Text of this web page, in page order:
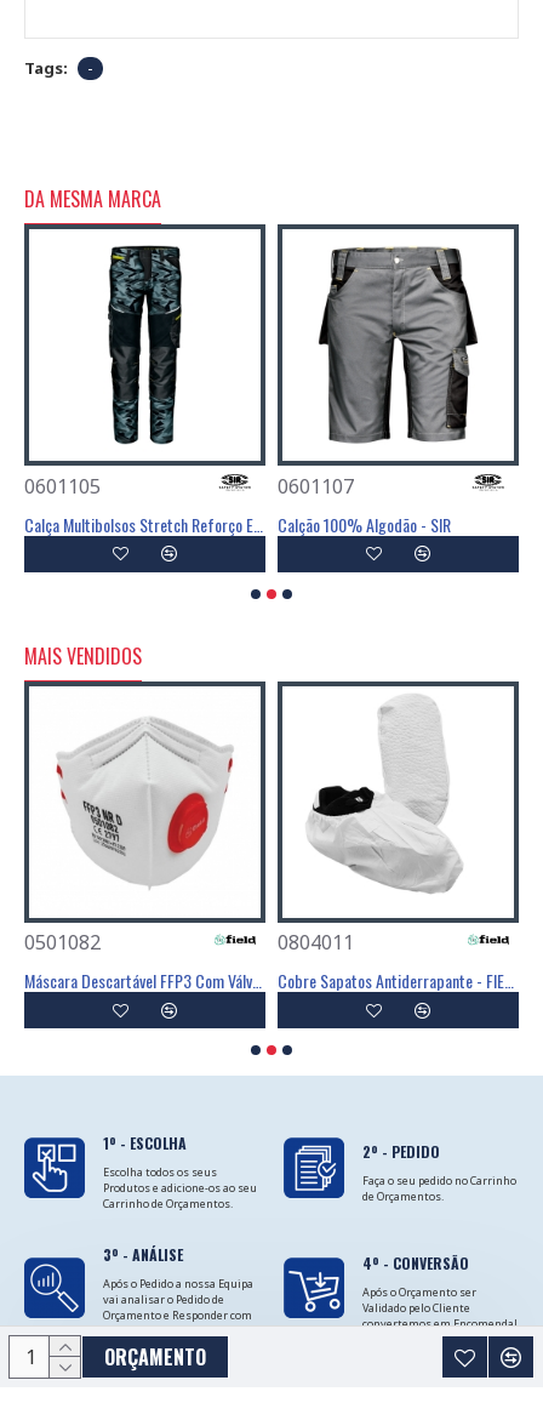
ORÇAMENTO
Tags: -
DA MESMA MARCA
0601105 0601107
Calção 100% Algodão - SIR
MAIS VENDIDOS
0501082 0804011
1º - ESCOLHA
Escolha todos os seus
Produtos e adicione-os ao seu
Carrinho de Orçamentos.
2º - PEDIDO
Faça o seu pedido no Carrinho
de Orçamentos.
3º - ANÁLISE
Após o Pedido a nossa Equipa
vai analisar o Pedido de
Orçamento e Responder com
as Cotações.
4º - CONVERSÃO
Após o Orçamento ser
Validado pelo Cliente
convertemos em Encomenda!